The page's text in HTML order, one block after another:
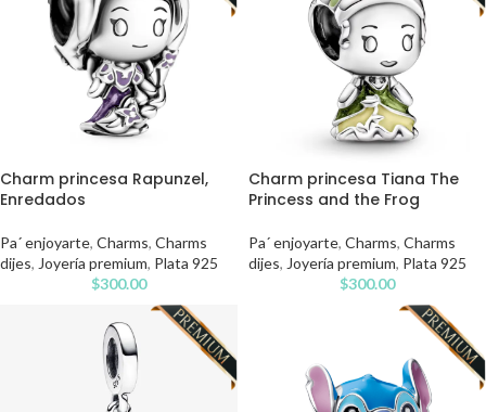
Charm princesa Rapunzel,
Enredados
Pa´ enjoyarte, Charms, Charms
dijes, Joyería premium, Plata 925
$300.00
Charm princesa Tiana The
Princess and the Frog
Pa´ enjoyarte, Charms, Charms
dijes, Joyería premium, Plata 925
$300.00